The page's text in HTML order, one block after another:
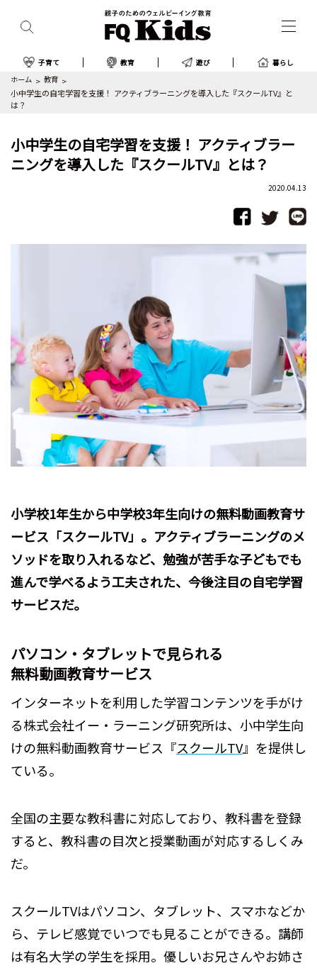
子育て 教育 遊び 暮らし
ホーム 教育
小中学生の自宅学習を支援！ アクティブラーニングを導入した『スクールTV』と
は？
小中学生の自宅学習を支援！ アクティブラー
ニングを導入した『スクールTV』とは？
2020.04.13
小学校1年生から中学校3年生向けの無料動画教育サ
ービス「スクールTV」。アクティブラーニングのメ
ソッドを取り入れるなど、勉強が苦手な子どもでも
進んで学べるよう工夫された、今後注目の自宅学習
サービスだ。
パソコン・タブレットで見られる
無料動画教育サービス
インターネットを利用した学習コンテンツを手がけ
る株式会社イー・ラーニング研究所は、小中学生向
けの無料動画教育サービス『スクールTV』を提供し
ている。
全国の主要な教科書に対応しており、教科書を登録
すると、教科書の目次と授業動画が対応するしくみ
だ。
スクールTVはパソコン、タブレット、スマホなどか
ら、テレビ感覚でいつでも見ることができる。講師
は有名大学の学生を採用。優しいお兄さんやお姉さ